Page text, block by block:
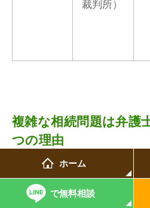
裁判所）
複雑な相続問題は弁護
つの理由
遺留分をはじめとする相続
的な法律知識が求められる
ホーム
で無料相談